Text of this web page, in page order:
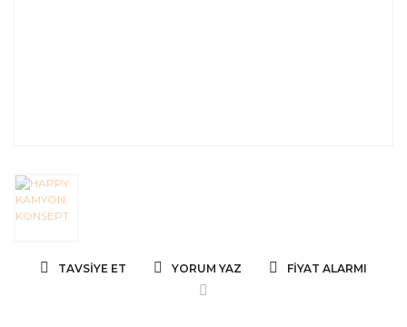
TAVSIYE ET YORUM YAZ FIYAT ALARMI